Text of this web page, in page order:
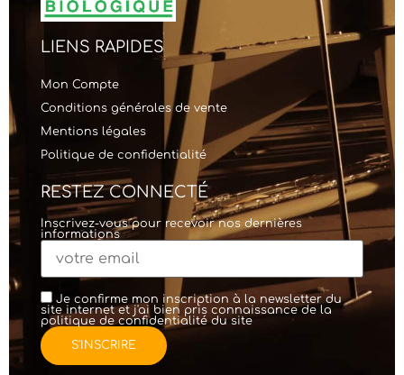
LIENS RAPIDES
Mon Compte
Conditions générales de vente
Mentions légales
Politique de confidentialité
RESTEZ CONNECTÉ
Inscrivez-vous pour recevoir nos dernières
informations
Je confirme mon inscription à la newsletter du
site internet et j'ai bien pris connaissance de la
politique de confidentialitédu site